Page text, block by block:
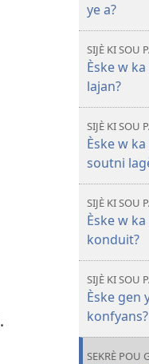
ye a?
SIJÈ KI SOU
Èske w
lajan?
SIJÈ KI SOU
Èske w
soutni
SIJÈ KI SOU
Èske w
konduit?
SIJÈ KI SOU
Èske gen
konfyans?
SEKRÈ POU